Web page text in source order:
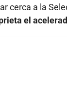
cerca a la
el